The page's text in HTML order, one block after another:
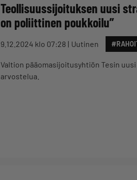
Teollisuussijoituksen uusi
on poliittinen poukkoilu”
9.12.2024 klo 07:28 Uutinen
Valtion pääomasijoitusyhtiön Tesin
arvostelua.